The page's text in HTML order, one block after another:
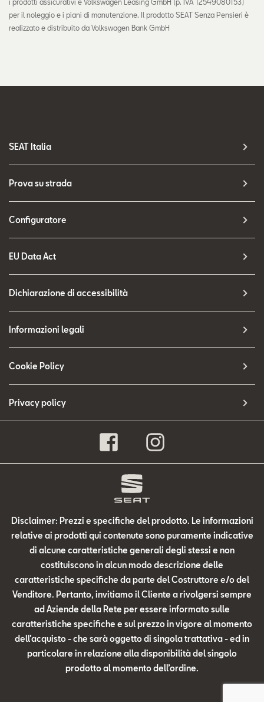
i prodotti assicurativi e Volkswagen Leasing GmbH (p. IVA 12549080153)
per il noleggio e i piani di manutenzione. Il prodotto SEAT Senza Pensieri è
realizzato e distribuito da Volkswagen Bank GmbH
SEAT Italia
Prova su strada
Configuratore
EU Data Act
Dichiarazione di accessibilità
Informazioni legali
Cookie Policy
Privacy policy
Disclaimer: Prezzi e specifiche del prodotto. Le informazioni
relative ai prodotti qui contenute sono puramente indicative
di alcune caratteristiche generali degli stessi e non
costituiscono in alcun modo descrizione delle
caratteristiche specifiche da parte del Costruttore e/o del
Venditore. Pertanto, invitiamo il Cliente a rivolgersi sempre
ad Aziende della Rete per essere informato sulle
caratteristiche specifiche e sul prezzo in vigore al momento
dell’acquisto - che sarà oggetto di singola trattativa - ed in
particolare in relazione alla disponibilità del singolo
prodotto al momento dell’ordine.